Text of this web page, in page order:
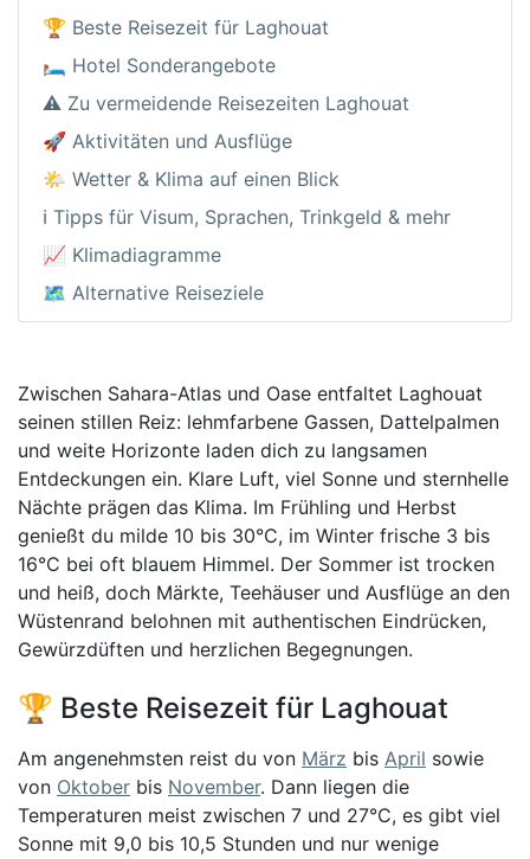
🏆 Beste Reisezeit für Laghouat
🛏️ Hotel Sonderangebote
⚠️ Zu vermeidende Reisezeiten Laghouat
🚀 Aktivitäten und Ausflüge
🌤️ Wetter & Klima auf einen Blick
ℹ️ Tipps für Visum, Sprachen, Trinkgeld & mehr
📈 Klimadiagramme
🗺️ Alternative Reiseziele
Zwischen Sahara-Atlas und Oase entfaltet Laghouat
seinen stillen Reiz: lehmfarbene Gassen, Dattelpalmen
und weite Horizonte laden dich zu langsamen
Entdeckungen ein. Klare Luft, viel Sonne und sternhelle
Nächte prägen das Klima. Im Frühling und Herbst
genießt du milde 10 bis 30°C, im Winter frische 3 bis
16°C bei oft blauem Himmel. Der Sommer ist trocken
und heiß, doch Märkte, Teehäuser und Ausflüge an den
Wüstenrand belohnen mit authentischen Eindrücken,
Gewürzdüften und herzlichen Begegnungen.
🏆 Beste Reisezeit für Laghouat
Am angenehmsten reist du von März bis April sowie
von Oktober bis November. Dann liegen die
Temperaturen meist zwischen 7 und 27°C, es gibt viel
Sonne mit 9,0 bis 10,5 Stunden und nur wenige